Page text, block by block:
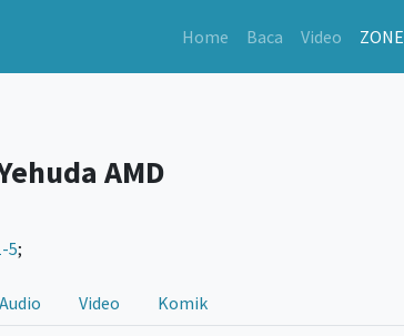
Home Baca Video ZONE
AMD
5;
Audio Video Komik